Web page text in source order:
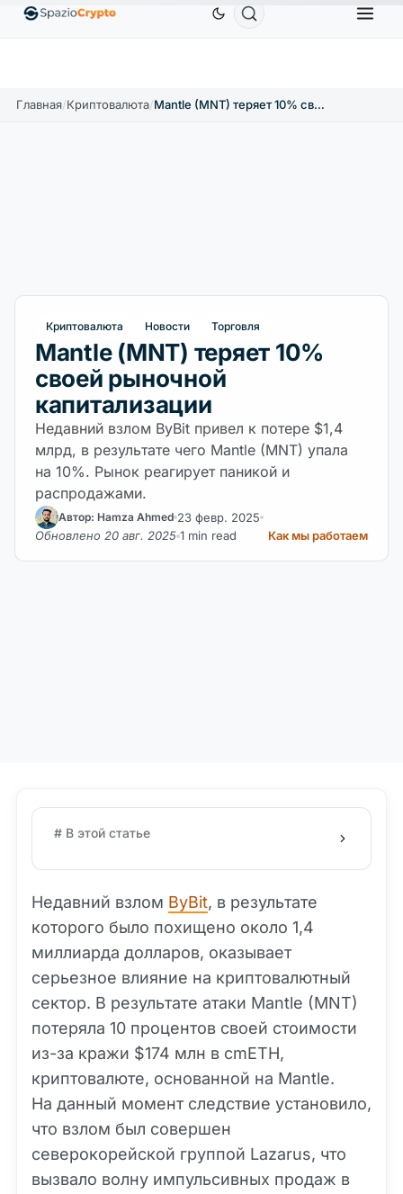
↑1.10% EthereumETH1 880,58 $ TetherUSDT BNB
Главная/Криптовалюта/ Mantle (MNT) теряет 10% своей рыночной капитализации
Криптовалюта Новости Торговля
Mantle (MNT) теряет 10%
своей рыночной
капитализации
Недавний взлом ByBit привел к потере $1,4
млрд, в результате чего Mantle (MNT) упала
на 10%. Рынок реагирует паникой и
распродажами.
Автор: Hamza Ahmed 23 февр. 2025
Обновлено 20 авг. 2025 1 min read Как мы работаем
# В этой статье
Недавний взлом ByBit, в результате
которого было похищено около 1,4
миллиарда долларов, оказывает
серьезное влияние на криптовалютный
сектор. В результате атаки Mantle (MNT)
потеряла 10 процентов своей стоимости
из-за кражи $174 млн в cmETH,
криптовалюте, основанной на Mantle.
На данный момент следствие установило,
что взлом был совершен
северокорейской группой Lazarus, что
вызвало волну импульсивных продаж в